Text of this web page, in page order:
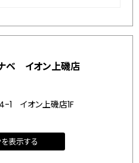
ベ イオン上磯店
1 イオン上磯店1F
表示する